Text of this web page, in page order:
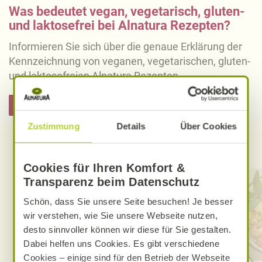
Zustimmung Details Über Cookies
Cookies für Ihren Komfort &
Transparenz beim Datenschutz
Schön, dass Sie unsere Seite besuchen! Je besser
wir verstehen, wie Sie unsere Webseite nutzen,
desto sinnvoller können wir diese für Sie gestalten.
Dabei helfen uns Cookies. Es gibt verschiedene
Cookies – einige sind für den Betrieb der Webseite
Was bedeutet vegan, vegetarisch, gluten-
und laktosefrei bei Alnatura Rezepten?
Informieren Sie sich über die genaue Erklärung der
Kennzeichnung von veganen, vegetarischen, gluten-
und laktosefreien Alnatura Rezepten.